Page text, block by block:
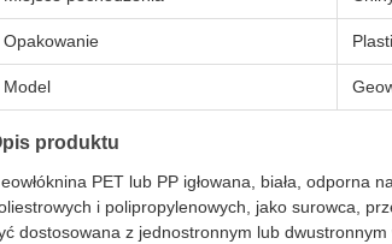
Opakowanie
Model
produktu
PET lub PP igłowana, biała, odporna
i polipropylenowych, jako surowca,
dostosowana z jednostronnym lub